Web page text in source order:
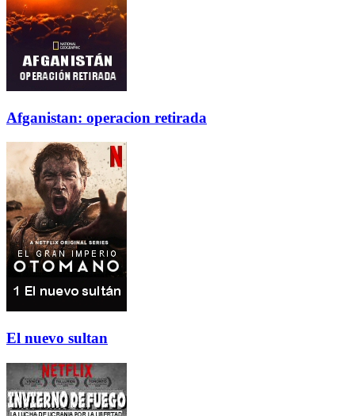
Afganistan: operacion retirada
El nuevo sultan